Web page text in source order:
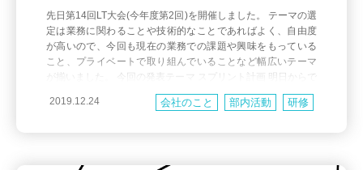
先日第14回LT大会(今年度第2回)を開催しました。 テーマの選
定は業務に関わることや技術的なことであればよく、自由度
が高いので、今回も現在の業務での課題や興味をもっている
こと、プライベートで取り組んでいることなど幅広いテーマ
が揃いました。 今回の発表テーマ スプリント計画 明日からで
きるScrumプラクティス Oracleのお話 RBSの権限付与状況を
チェックするやつ 親戚の工場の印刷機
2019.12.24 会社のこと 部内活動 研修